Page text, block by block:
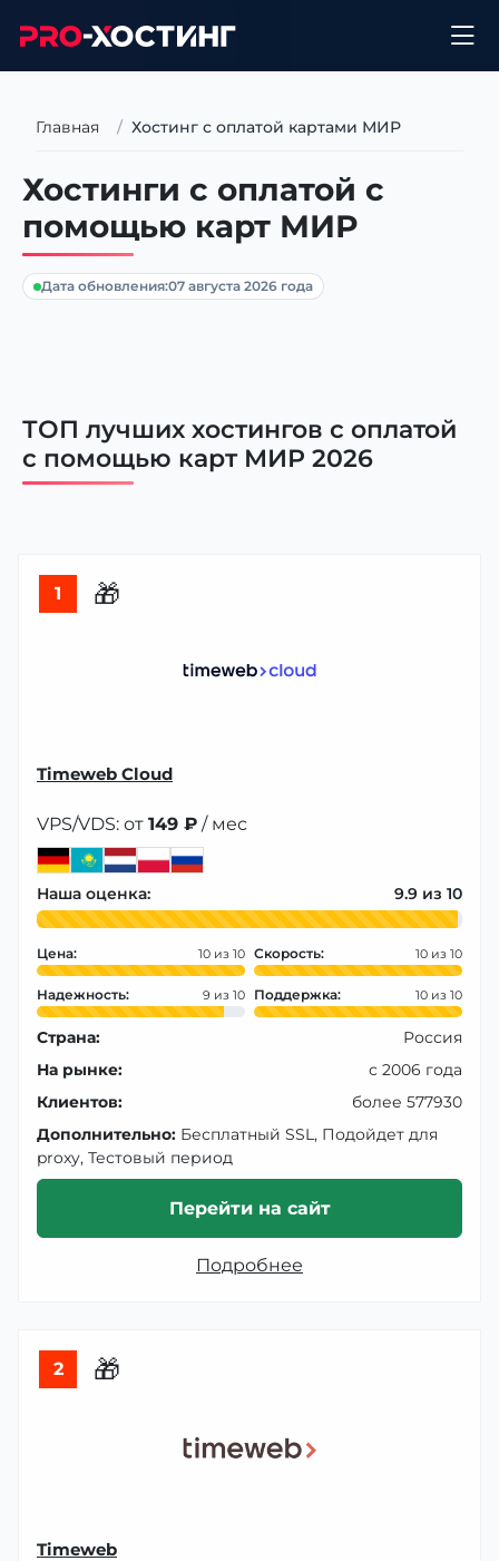
Главная Хостинг с оплатой картами МИР
Хостинги с оплатой с
помощью карт МИР
Дата обновления:07 августа 2026 года
ТОП лучших хостингов с оплатой
с помощью карт МИР 2026
1 🎁
Timeweb Cloud
VPS/VDS: от 149 ₽ / мес
Наша оценка: 9.9
Цена: 10 Скорость: 10
Надежность: 9 Поддержка: 10
Страна:
Россия
На рынке:
с 2006 года
Клиентов:
более 577930
Дополнительно: Бесплатный SSL, Подойдет для
proxy, Тестовый период
Перейти на сайт
Подробнее
2 🎁
Timeweb